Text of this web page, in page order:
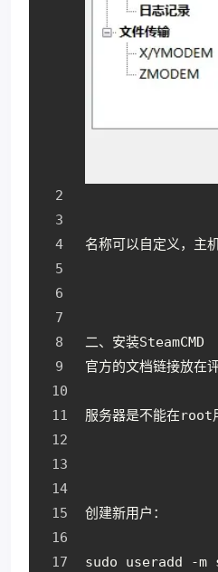
名称可以自定义，主
二、安装SteamCMD
官方的文档链接放在
服务器是不能在root
创建新用户：
sudo useradd -m